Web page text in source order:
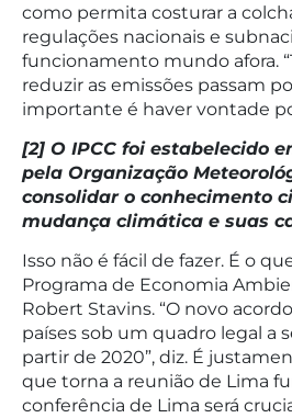
como permita costurar a
regulações nacionais e
funcionamento mundo afora.
reduzir as emissões passam
importante é haver vontade
[2] O IPCC foi estabelecido
pela Organização
consolidar o conhecimento
mudança climática e suas
Isso não é fácil de fazer. É o
Programa de Economia
Robert Stavins. “O novo
países sob um quadro legal a
partir de 2020”, diz. É
que torna a reunião de Lima
conferência de Lima será